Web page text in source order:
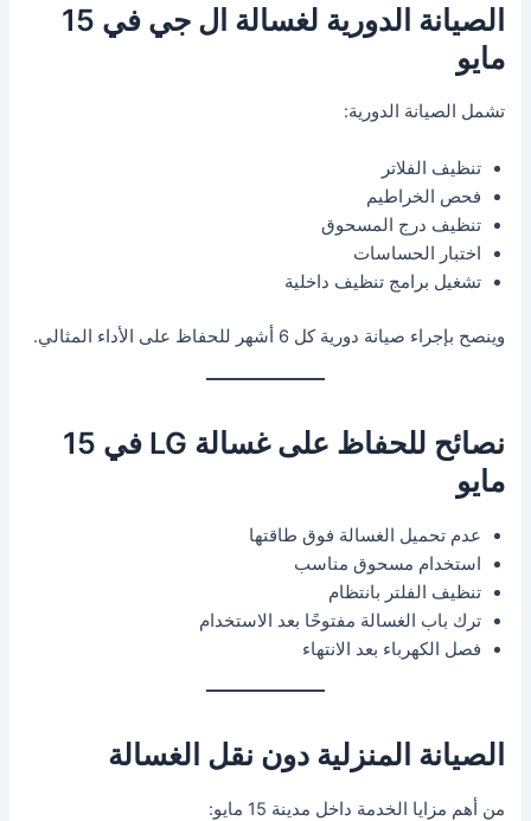
الصيانة الدورية لغسالة ال جي في 15
مايو
تشمل الصيانة الدورية:
تنظيف الفلاتر
فحص الخراطيم
تنظيف درج المسحوق
اختبار الحساسات
تشغيل برامج تنظيف داخلية
وينصح بإجراء صيانة دورية كل 6 أشهر للحفاظ على الأداء المثالي.
نصائح للحفاظ على غسالة LG في 15
مايو
عدم تحميل الغسالة فوق طاقتها
استخدام مسحوق مناسب
تنظيف الفلتر بانتظام
ترك باب الغسالة مفتوحًا بعد الاستخدام
فصل الكهرباء بعد الانتهاء
الصيانة المنزلية دون نقل الغسالة
من أهم مزايا الخدمة داخل مدينة 15 مايو: